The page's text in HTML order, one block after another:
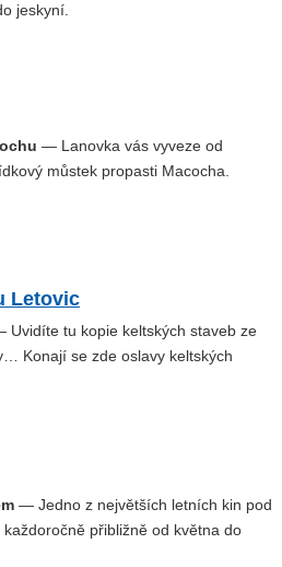
jeskyní.
— Lanovka vás vyveze od
můstek propasti Macocha.
Letovic
Uvidíte tu kopie keltských staveb ze
Konají se zde oslavy keltských
— Jedno z největších letních kin pod
přibližně od května do